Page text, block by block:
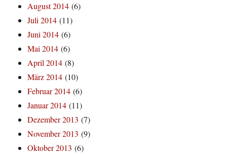
August 2014 (6)
Juli 2014 (11)
Juni 2014 (6)
Mai 2014 (6)
April 2014 (8)
März 2014 (10)
Februar 2014 (6)
Januar 2014 (11)
Dezember 2013 (7)
November 2013 (9)
Oktober 2013 (6)